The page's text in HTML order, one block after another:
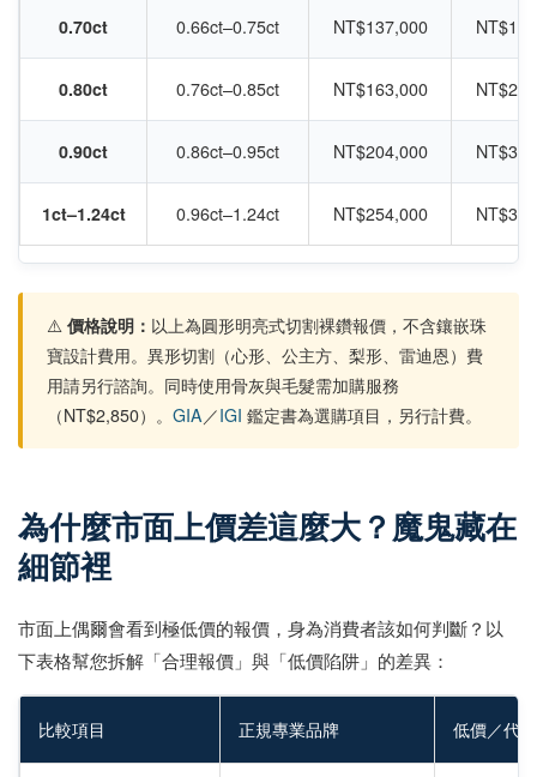
0.70ct 0.66ct–0.75ct NT$137,000
0.80ct 0.76ct–0.85ct NT$163,000
0.90ct 0.86ct–0.95ct NT$204,000
1ct–1.24ct 0.96ct–1.24ct NT$254,000
⚠️ 價格說明： 以上為圓形明亮式切割裸鑽報價，不含鑲嵌珠
寶設計費用。異形切割（心形、公主方、梨形、雷迪恩）費
用請另行諮詢。同時使用骨灰與毛髮需加購服務
（NT$2,850）。 GIA／IGI 鑑定書為選購項目，另行計費。
為什麼市面上價差這麼大？魔鬼藏在
細節裡
市面上偶爾會看到極低價的報價，身為消費者該如何判斷？以
下表格幫您拆解「合理報價」與「低價陷阱」的差異：
比較項目 正規專業品牌 低價／代